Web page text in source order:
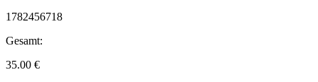
1782456718
Gesamt:
35.00 €